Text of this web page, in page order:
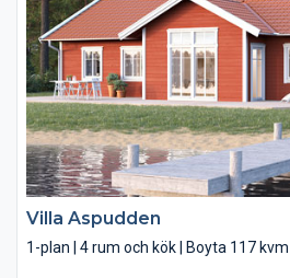
köksförråd. Ett ombonat vardagsrum
utgör ena flygeln tillsammans med
såväl egen klädkammare som
barnen få sin egen del av huset med
allrum att umgås i.
Villa Aspudden
1-plan | 4 rum och kök | Boyta 117